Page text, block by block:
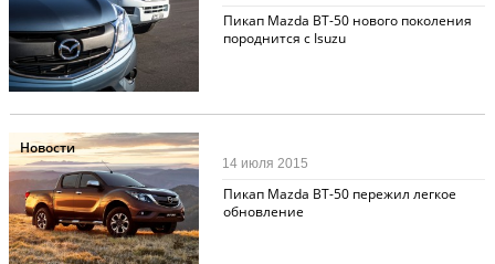
Пикап Mazda BT-50 нового поколения
породнится с Isuzu
Новости
Пикап Mazda BT-50 пережил легкое
обновление
14 июля 2015